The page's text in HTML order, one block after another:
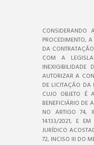
CONSIDERANDO
PROCEDIMENTO,
DA
COM A
AUTORIZAR A
DE LICITAÇÃO DA
CUJO OBJETO É
BENEFICIÁRIO DE
NO ARTIGO 74,
14.133/2021, E
JURÍDICO
72, INCISO III DO